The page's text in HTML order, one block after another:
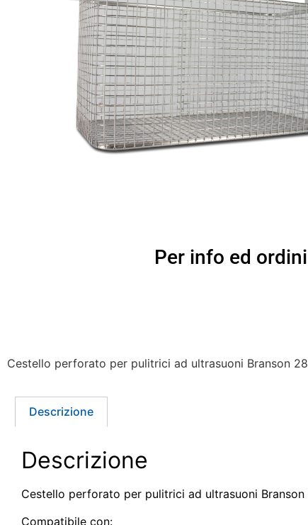
Per info ed
Cestello perforato per pulitrici ad ultrasuoni Branson
Descrizione
Descrizione
Cestello perforato per pulitrici ad ultrasuoni Branson
Compatibile con: